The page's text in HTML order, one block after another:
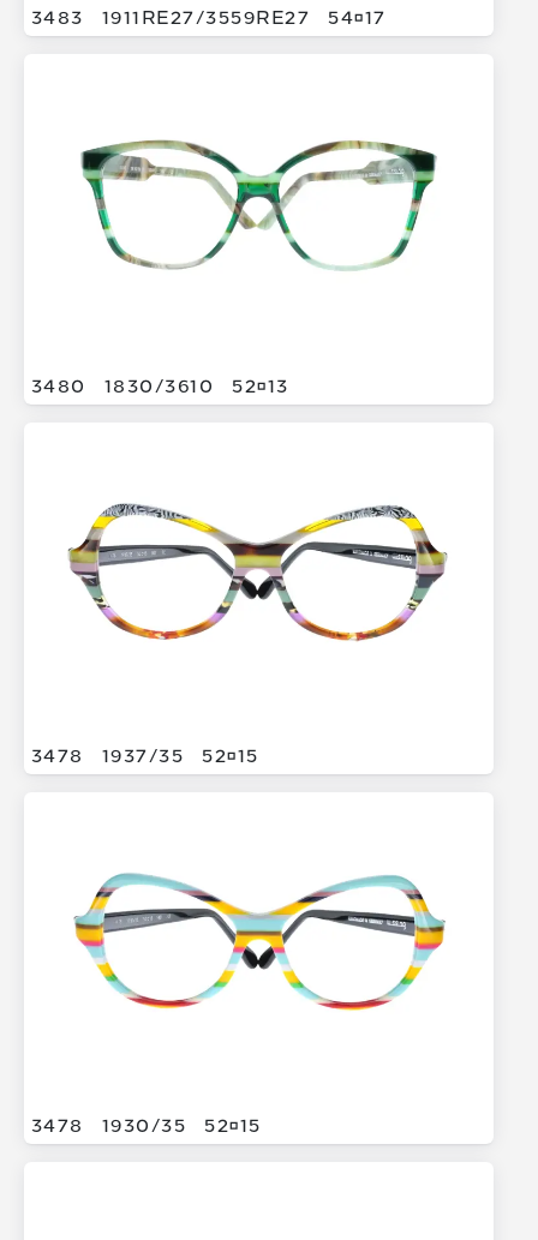
3483 1911RE27/3559RE27 5417
3480 1830/3610 5213
3478 1937/35 5215
3478 1930/35 5215